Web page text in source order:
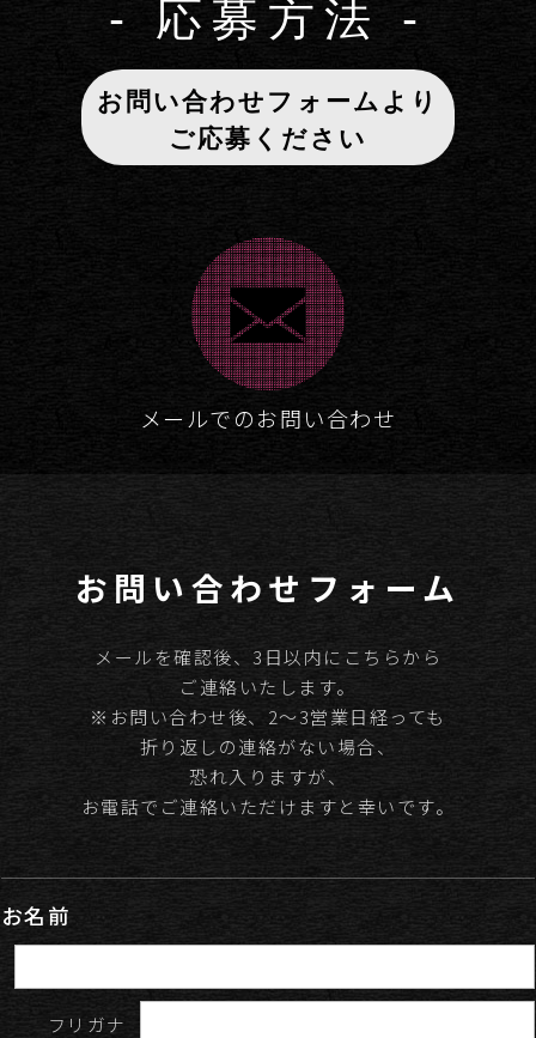
- 応募方法 -
お問い合わせフォームより
ご応募ください
メールでのお問い合わせ
お問い合わせフォーム
メールを確認後、3日以内にこちらから
ご連絡いたします。
※お問い合わせ後、2～3営業日経っても
折り返しの連絡がない場合、
恐れ入りますが、
お電話でご連絡いただけますと幸いです。
お名前
フリガナ